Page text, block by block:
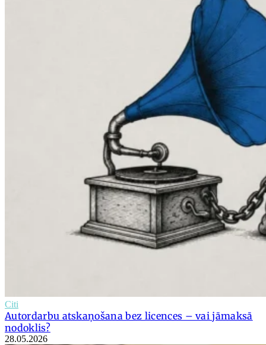
Citi
Autordarbu atskaņošana bez licences – vai jāmaksā
nodoklis?
28.05.2026